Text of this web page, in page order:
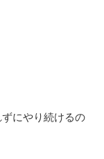
にやり続けるの